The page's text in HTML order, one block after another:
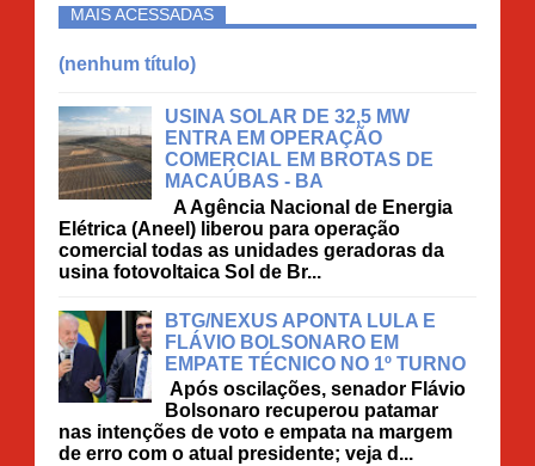
MAIS ACESSADAS
(nenhum título)
USINA SOLAR DE 32,5 MW
ENTRA EM OPERAÇÃO
COMERCIAL EM BROTAS DE
MACAÚBAS - BA
A Agência Nacional de Energia
Elétrica (Aneel) liberou para operação
comercial todas as unidades geradoras da
usina fotovoltaica Sol de Br...
BTG/NEXUS APONTA LULA E
FLÁVIO BOLSONARO EM
EMPATE TÉCNICO NO 1º TURNO
Após oscilações, senador Flávio
Bolsonaro recuperou patamar
nas intenções de voto e empata na margem
de erro com o atual presidente; veja d...